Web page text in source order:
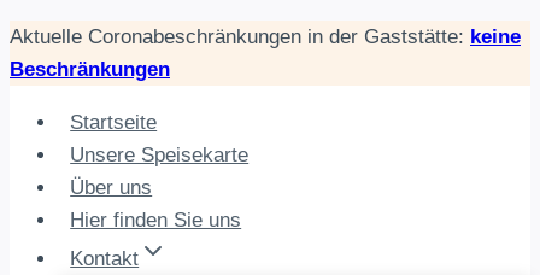
Zum
Inhalt
Aktuelle Coronabeschränkungen in der Gaststätte: keine
Beschränkungen
Startseite
Unsere Speisekarte
Über uns
Hier finden Sie uns
Kontakt